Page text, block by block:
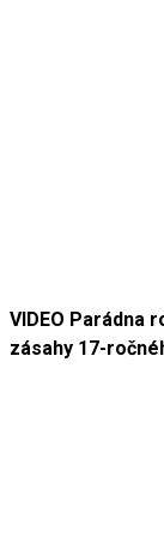
VIDEO Parádna
zásahy 17-